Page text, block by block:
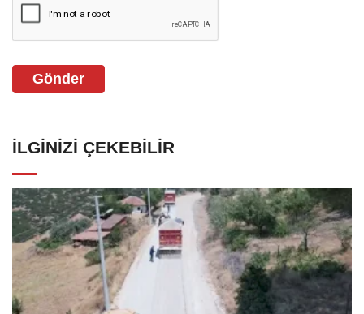
Gönder
İLGINIZI ÇEKEBILIR